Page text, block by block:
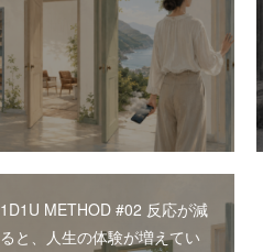
1D1U METHOD #02 反応が減
ると、人生の体験が増えてい